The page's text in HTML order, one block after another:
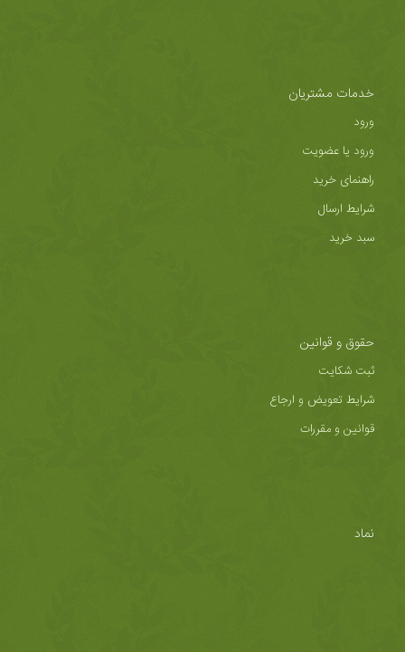
خدمات مشتریان
ورود
ورود یا عضویت
راهنمای خرید
شرایط ارسال
سبد خرید
حقوق و قوانین
ثبت شکایت
شرایط تعویض و ارجاع
قوانین و مقررات
نماد